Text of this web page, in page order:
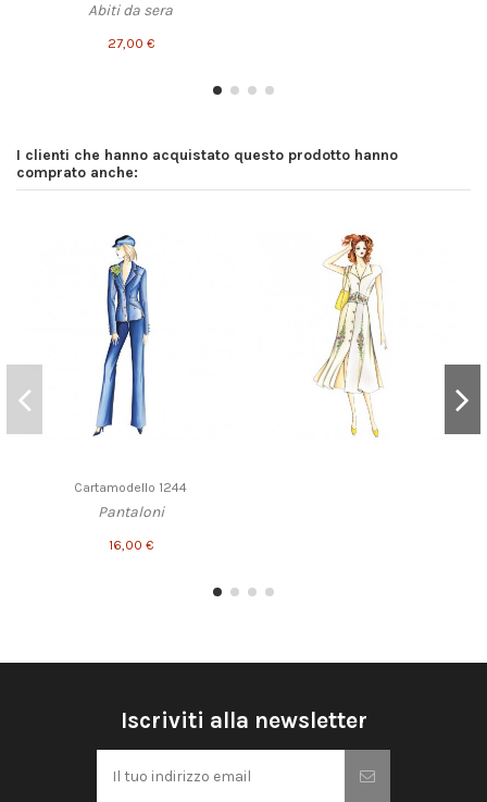
Abiti da sera
27,00 €
I clienti che hanno acquistato questo prodotto hanno
comprato anche:
Cartamodello 1244
Pantaloni
16,00 €
Iscriviti alla newsletter